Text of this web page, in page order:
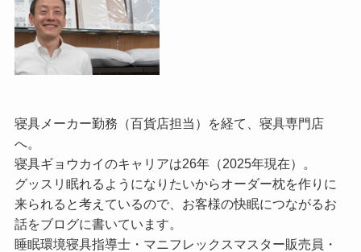
寝具メーカー勤務（百貨店担当）を経て、寝具専門店
へ。
寝具ギョウカイのキャリアは26年（2025年現在）。
グッスリ眠れるようになりたいからオーダー枕を作りに
来られると考えているので、お客様の快眠につながるお
話をブログに書いています。
睡眠環境寝具指導士・マニフレックスマスター販売員・